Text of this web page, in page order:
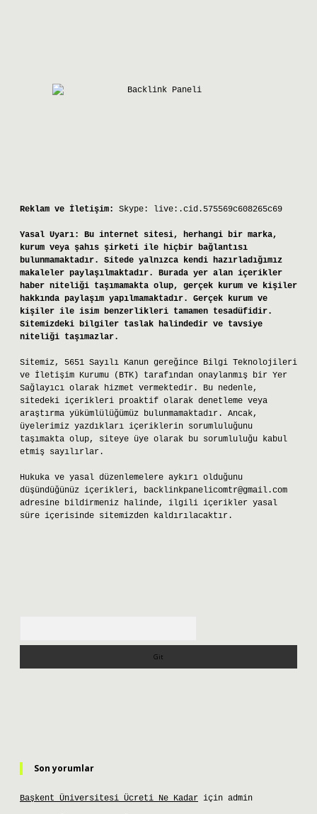
Reklam ve İletişim: Skype: live:.cid.575569c608265c69
Yasal Uyarı:
Bu internet sitesi, herhangi bir marka,
kurum veya şahıs şirketi ile hiçbir bağlantısı
bulunmamaktadır. Sitede yalnızca kendi hazırladığımız
makaleler paylaşılmaktadır. Burada yer alan içerikler
haber niteliği taşımamakta olup, gerçek kurum ve kişiler
hakkında paylaşım yapılmamaktadır. Gerçek kurum ve
kişiler ile isim benzerlikleri tamamen tesadüfidir.
Sitemizdeki bilgiler taslak halindedir ve tavsiye
niteliği taşımazlar.
Sitemiz, 5651 Sayılı Kanun gereğince Bilgi Teknolojileri
ve İletişim Kurumu (BTK) tarafından onaylanmış bir Yer
Sağlayıcı olarak hizmet vermektedir. Bu nedenle,
sitedeki içerikleri proaktif olarak denetleme veya
araştırma yükümlülüğümüz bulunmamaktadır. Ancak,
üyelerimiz yazdıkları içeriklerin sorumluluğunu
taşımakta olup, siteye üye olarak bu sorumluluğu kabul
etmiş sayılırlar.
Hukuka ve yasal düzenlemelere aykırı olduğunu
düşündüğünüz içerikleri, backlinkpanelicomtr@gmail.com
adresine bildirmeniz halinde, ilgili içerikler yasal
süre içerisinde sitemizden kaldırılacaktır.
Son yorumlar
Başkent Üniversitesi Ücreti Ne Kadar için admin